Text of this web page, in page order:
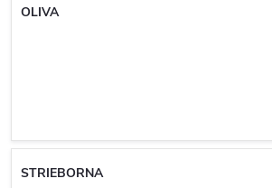
OLIVA
STRIEBORNA